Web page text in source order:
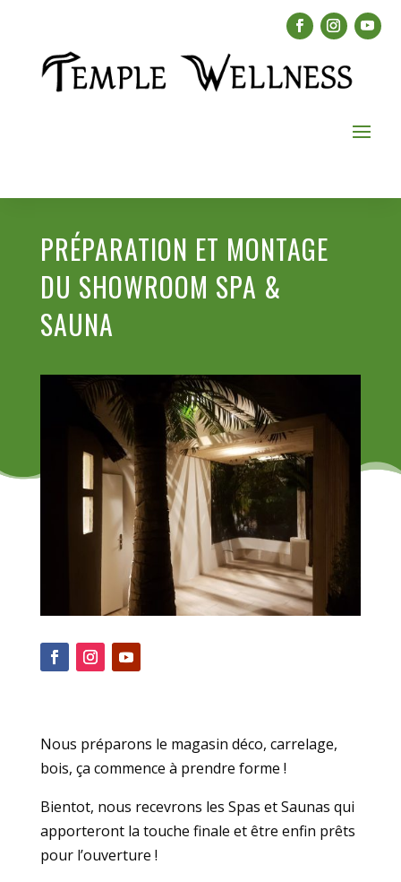
PRÉPARATION ET MONTAGE
DU SHOWROOM SPA &
SAUNA
Nous préparons le magasin déco, carrelage,
bois, ça commence à prendre forme !
Bientot, nous recevrons les Spas et Saunas qui
apporteront la touche finale et être enfin prêts
pour l’ouverture !